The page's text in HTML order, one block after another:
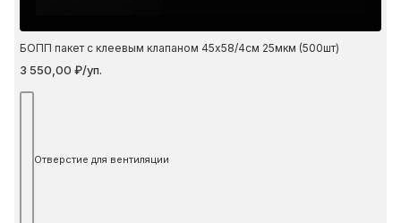
БОПП пакет с клеевым клапаном 45х58/4см 25мкм (500шт)
3 550,00 ₽/уп.
Отверстие для вентиляции